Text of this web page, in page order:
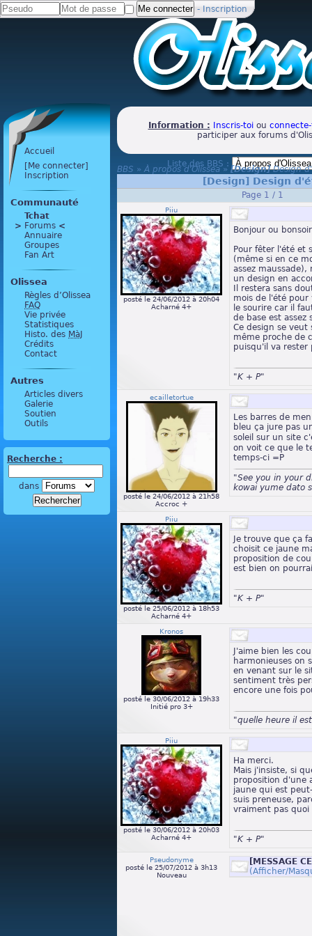
- Inscription
Accueil
[Me connecter]
Inscription
Communauté
Tchat
> Forums <
Annuaire
Groupes
Fan Art
Olissea
Règles d’Olissea
FAQ
Vie privée
Statistiques
Histo. des MàJ
Crédits
Contact
Autres
Articles divers
Galerie
Soutien
Outils
Recherche :
dans
Information : Inscris-toiou
participer aux forums
Liste des BBS :
BBS » À propos d'Olissea» [Design]Design
[Design] Design
Page 1 / 1
Piiu
posté le 24/06/2012 à 20h04
Acharné 4+
Bonjour ou
Pour fêter l'été et
(même si en ce
assez maussade),
un design en
Il restera sans
mois de l'été
le sourire car il
de base est assez
Ce design se
même proche de
puisqu'il va rester
"K + P"
ecailletortue
posté le 24/06/2012 à 21h58
Accroc +
Les barres de
bleu ça jure pas
soleil sur un site
on voit ce que le
temps-ci =P
"See you in your
kowai yume dato
Piiu
posté le 25/06/2012 à 18h53
Acharné 4+
Je trouve que ça
choisit ce jaune
proposition de
est bien on
"K + P"
Kronos
posté le 30/06/2012 à 19h33
Initié pro 3+
J'aime bien les
harmonieuses on
en venant sur le
sentiment très
encore une fois
"quelle heure il
Piiu
posté le 30/06/2012 à 20h03
Acharné 4+
Ha merci.
Mais j'insiste, si
proposition d'une
jaune qui est
suis preneuse,
vraiment pas
"K + P"
Pseudonyme
posté le 25/07/2012 à 3h13
Nouveau
[MESSAGE
(Afficher/